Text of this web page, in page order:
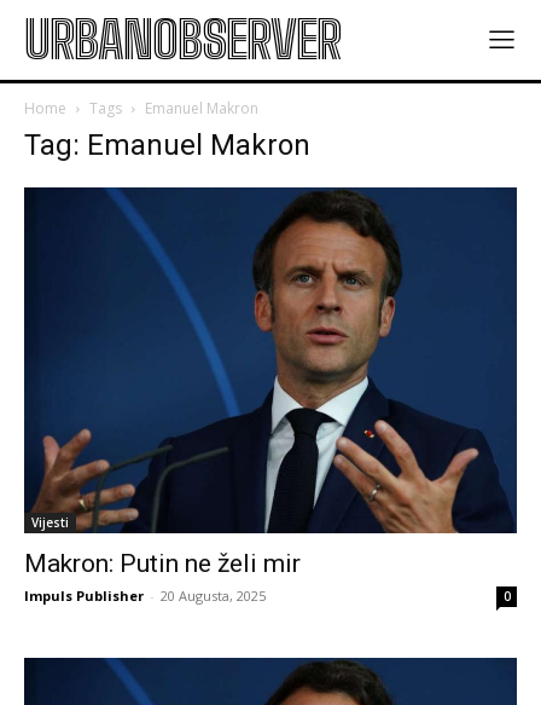
URBANOBSERVER
Home Tags Emanuel Makron
Tag: Emanuel Makron
Vijesti
Makron: Putin ne želi mir
Impuls Publisher - 20 Augusta, 2025 0